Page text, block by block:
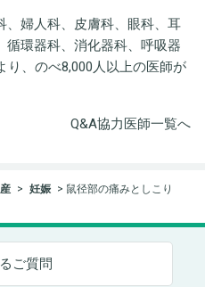
、婦人科、皮膚科、眼科、耳
循環器科、消化器科、呼吸器
り、のべ8,000人以上の医師が
Q&A協力医師一覧へ
妊娠 鼠径部の痛みとしこり
ご質問